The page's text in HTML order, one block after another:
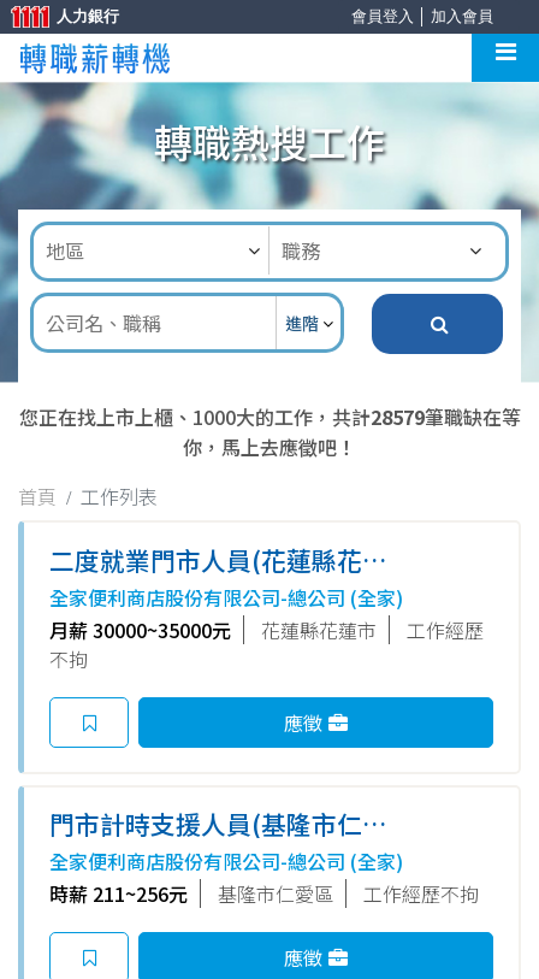
會員登入 加入會員
人力銀行
轉職熱搜工作
進階
您正在找上市上櫃、1000大的工作，共計28579筆職缺在等
你，馬上去應徵吧！
首頁
工作列表
二度就業門市人員(花蓮縣花蓮
市)
全家便利商店股份有限公司-總公司 (全家)
月薪 30000~35000元
花蓮縣花蓮市
工作經歷
不拘
應徵
門市計時支援人員(基隆市仁愛
區)
全家便利商店股份有限公司-總公司 (全家)
時薪 211~256元
基隆市仁愛區 工作經歷不拘
應徵